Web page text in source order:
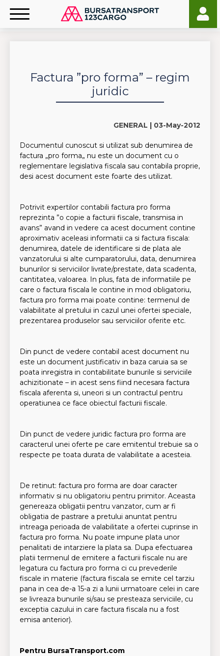
Factura ”pro forma” – regim
juridic
GENERAL | 03-May-2012
Documentul cunoscut si utilizat sub denumirea de
factura „pro forma„ nu este un document cu o
reglementare legislativa fiscala sau contabila proprie,
desi acest document este foarte des utilizat.
Potrivit expertilor contabili factura pro forma
reprezinta ”o copie a facturii fiscale, transmisa in
avans” avand in vedere ca acest document contine
aproximativ aceleasi informatii ca si factura fiscala:
denumirea, datele de identificare si de plata ale
vanzatorului si alte cumparatorului, data, denumirea
bunurilor si serviciilor livrate/prestate, data scadenta,
cantitatea, valoarea. In plus, fata de informatiile pe
care o factura fiscala le contine in mod obligatoriu,
factura pro forma mai poate contine: termenul de
valabilitate al pretului in cazul unei ofertei speciale,
prezentarea produselor sau serviciilor oferite etc.
Din punct de vedere contabil acest document nu
este un document justificativ in baza caruia sa se
poata inregistra in contabilitate bunurile si serviciile
achizitionate – in acest sens fiind necesara factura
fiscala aferenta si, uneori si un contractul pentru
operatiunea ce face obiectul facturii fiscale.
Din punct de vedere juridic factura pro forma are
caracterul unei oferte pe care emitentul trebuie sa o
respecte pe toata durata de valabilitate a acesteia.
De retinut: factura pro forma are doar caracter
informativ si nu obligatoriu pentru primitor. Aceasta
genereaza obligatii pentru vanzator, cum ar fi
obligatia de pastrare a pretului anuntat pentru
intreaga perioada de valabilitate a ofertei cuprinse in
factura pro forma. Nu poate impune plata unor
penalitati de intarziere la plata sa. Dupa efectuarea
platii termenul de emitere a facturii fiscale nu are
legatura cu factura pro forma ci cu prevederile
fiscale in materie (factura fiscala se emite cel tarziu
pana in cea de-a 15-a zi a lunii urmatoare celei in care
se livreaza bunurile si/sau se presteaza serviciile, cu
exceptia cazului in care factura fiscala nu a fost
emisa anterior).
Pentru BursaTransport.com